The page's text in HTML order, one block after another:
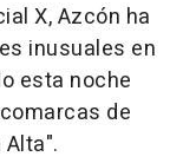
X, Azcón ha
inusuales en
esta noche
de